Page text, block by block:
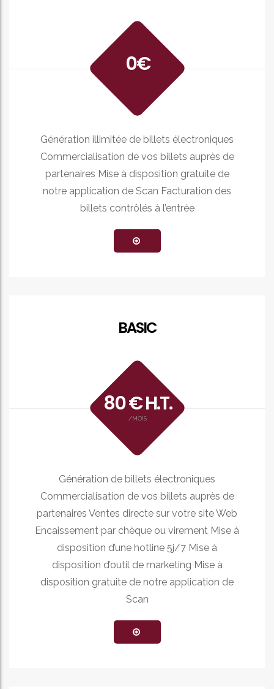
0€
Génération illimitée de billets électroniques
Commercialisation de vos billets auprès de
partenaires Mise à disposition gratuite de
notre application de Scan Facturation des
billets contrôlés à l’entrée
BASIC
80 € H.T.
/MOIS
Génération de billets électroniques
Commercialisation de vos billets auprès de
partenaires Ventes directe sur votre site Web
Encaissement par chèque ou virement Mise à
disposition d’une hotline 5j/7 Mise à
disposition d’outil de marketing Mise à
disposition gratuite de notre application de
Scan